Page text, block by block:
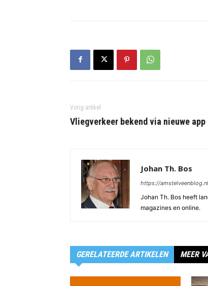
Vorig artikel
Vliegverkeer bekend via nieuwe app
Johan Th. Bos
https://amstelveenblog.nl
Johan Th. Bos heeft
magazines en online.
GERELATEERDE ARTIKELEN MEER